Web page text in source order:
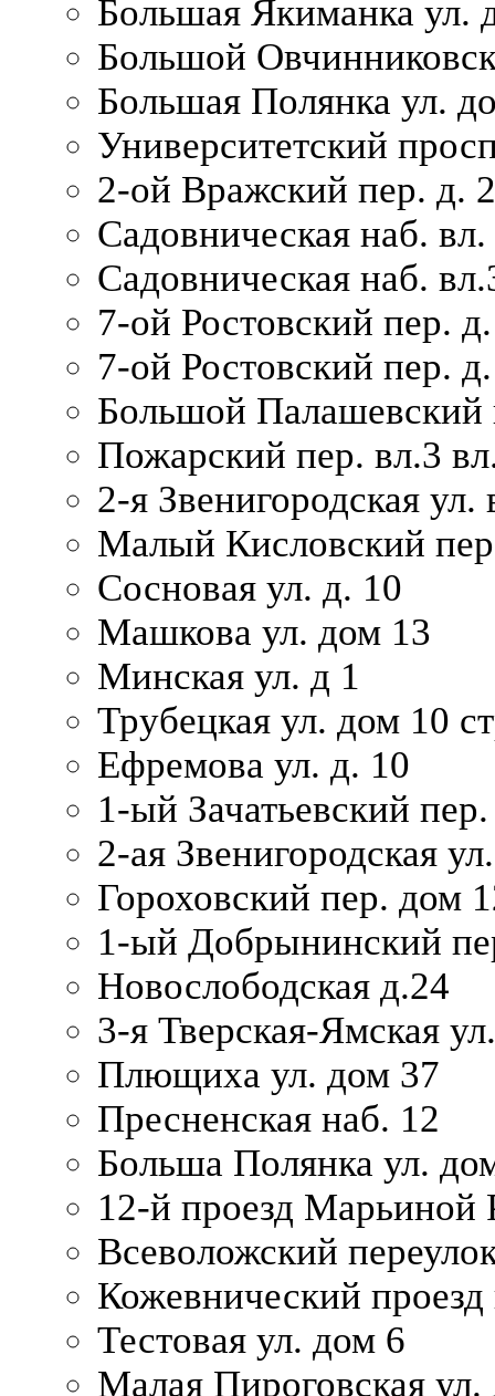
Большая Якиманка ул.
Большой
Большая Полянка ул.
Университетский
2-ой Вражский пер. д. 2
Садовническая наб.
Садовническая наб.
7-ой Ростовский пер.
7-ой Ростовский пер.
Большой Палашевский
Пожарский пер. вл.3
2-я Звенигородская ул.
Малый Кисловский
Сосновая ул. д. 10
Машкова ул. дом 13
Минская ул. д 1
Трубецкая ул. дом 10
Ефремова ул. д. 10
1-ый Зачатьевский
2-ая Звенигородская
Гороховский пер. дом
1-ый Добрынинский
Новослободская д.24
3-я Тверская-Ямская
Плющиха ул. дом 37
Пресненская наб. 12
Больша Полянка ул.
12-й проезд Марьиной
Всеволожский
Кожевнический проезд
Тестовая ул. дом 6
Малая Пироговская